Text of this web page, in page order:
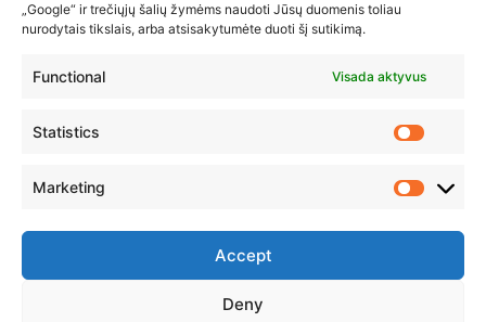
„Google“ ir trečiųjų šalių žymėms naudoti Jūsų duomenis toliau
nurodytais tikslais, arba atsisakytumėte duoti šį sutikimą.
Functional Visada aktyvus
Statistics
Marketing
Accept
Deny
© 2023 ZUIKIO RECEPTAI VISOS TEISĖS SAUGOMOS